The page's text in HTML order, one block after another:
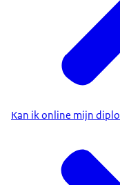
Kan ik online mijn